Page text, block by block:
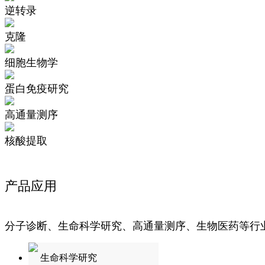
逆转录
克隆
细胞生物学
蛋白免疫研究
高通量测序
核酸提取
产品应用
分子诊断、生命科学研究、高通量测序、生物医药等行
生命科学研究